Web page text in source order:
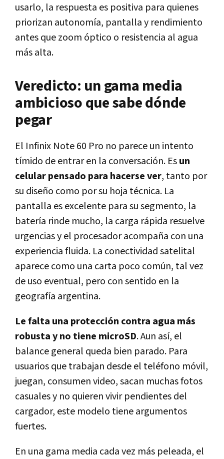
usarlo, la respuesta es positiva para quienes
priorizan autonomía, pantalla y rendimiento
antes que zoom óptico o resistencia al agua
más alta.
Veredicto: un gama media
ambicioso que sabe dónde
pegar
El Infinix Note 60 Pro no parece un intento
tímido de entrar en la conversación. Esun
celular pensado para hacerse ver, tanto por
su diseño como por su hoja técnica. La
pantalla es excelente para su segmento, la
batería rinde mucho, la carga rápida resuelve
urgencias y el procesador acompaña con una
experiencia fluida. La conectividad satelital
aparece como una carta poco común, tal vez
de uso eventual, pero con sentido en la
geografía argentina.
Le falta una protección contra agua más
robusta y no tiene microSD. Aun así, el
balance general queda bien parado. Para
usuarios que trabajan desde el teléfono móvil,
juegan, consumen video, sacan muchas fotos
casuales y no quieren vivir pendientes del
cargador, este modelo tiene argumentos
fuertes.
En una gama media cada vez más peleada, el